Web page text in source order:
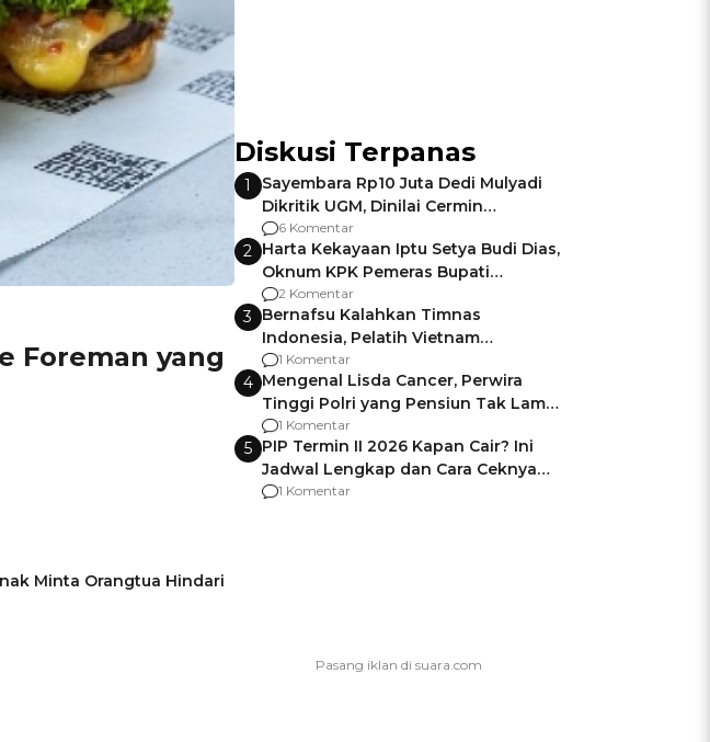
Foreman yang
Minta Orangtua Hindari
Diskusi Terpanas
1
Sayembara Rp10 Juta Dedi Mulyadi
Dikritik UGM, Dinilai Cermin
Gagalnya Negara Jamin Keamanan
6 Komentar
2 Harta Kekayaan Iptu Setya Budi Dias,
Oknum KPK Pemeras Bupati
Pemalang
2 Komentar
3 Bernafsu Kalahkan Timnas
Indonesia, Pelatih Vietnam
Berencana Pakai Jimat di Pakansari
1 Komentar
4 Mengenal Lisda Cancer, Perwira
Tinggi Polri yang Pensiun Tak Lama
Usai Jadi Brigjen
1 Komentar
5 PIP Termin II 2026 Kapan Cair? Ini
Jadwal Lengkap dan Cara Ceknya
agar Dana Tidak Hangus!
1 Komentar